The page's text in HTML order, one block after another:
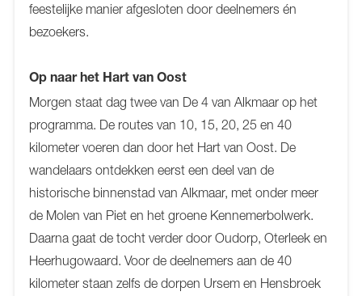
feestelijke manier afgesloten door deelnemers én
bezoekers.
Op naar het Hart van Oost
Morgen staat dag twee van De 4 van Alkmaar op het
programma. De routes van 10, 15, 20, 25 en 40
kilometer voeren dan door het Hart van Oost. De
wandelaars ontdekken eerst een deel van de
historische binnenstad van Alkmaar, met onder meer
de Molen van Piet en het groene Kennemerbolwerk.
Daarna gaat de tocht verder door Oudorp, Oterleek en
Heerhugowaard. Voor de deelnemers aan de 40
kilometer staan zelfs de dorpen Ursem en Hensbroek